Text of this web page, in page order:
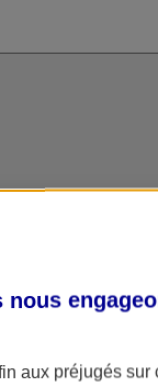
nous
aux préjugés